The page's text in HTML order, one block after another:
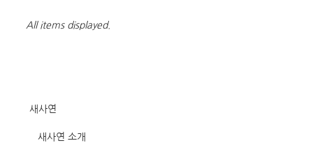
All items displayed.
새사연
새사연 소개